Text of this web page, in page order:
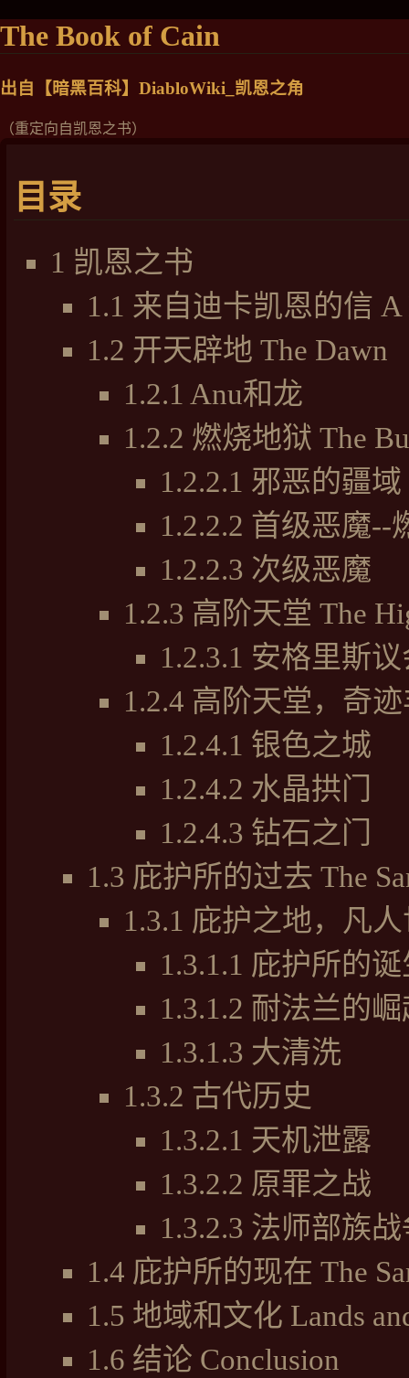
The Book of Cain
出自【暗黑百科】DiabloWiki_凯恩之角
（重定向自凯恩之书）
目录
1 凯恩之书
1.1 来自迪卡凯恩的信 A
1.2 开天辟地 The Dawn
1.2.1 Anu和龙
1.2.2 燃烧地狱 The
1.2.2.1 邪恶的疆域
1.2.2.2 首级恶魔--
1.2.2.3 次级恶魔
1.2.3 高阶天堂 The
1.2.3.1 安格里斯议
1.2.4 高阶天堂，奇
1.2.4.1 银色之城
1.2.4.2 水晶拱门
1.2.4.3 钻石之门
1.3 庇护所的过去 The
1.3.1 庇护之地，凡
1.3.1.1 庇护所的诞
1.3.1.2 耐法兰的崛
1.3.1.3 大清洗
1.3.2 古代历史
1.3.2.1 天机泄露
1.3.2.2 原罪之战
1.3.2.3 法师部族战
1.4 庇护所的现在 The
1.5 地域和文化 Lands
1.6 结论 Conclusion